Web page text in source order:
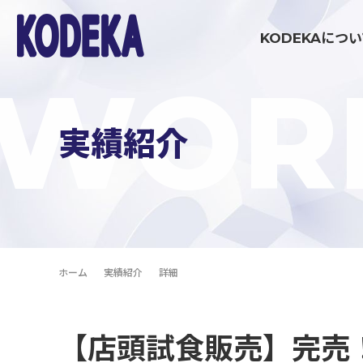
KODEKAにつ
コミュニケーション制作領域
イベント制作・運営
実績紹介
ホーム 実績紹介 詳細
【店頭試食販売】完